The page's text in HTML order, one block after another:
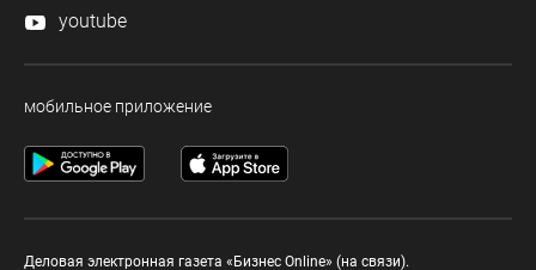
youtube
мобильное приложение
Деловая электронная газета «Бизнес Online» (на связи).